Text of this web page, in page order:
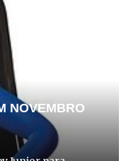
NOVEMBRO